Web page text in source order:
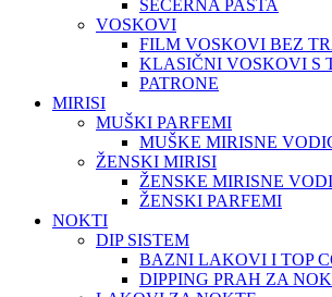
ŠEĆERNA PASTA
VOSKOVI
FILM VOSKOVI BEZ
KLASIČNI VOSKOVI S
PATRONE
MIRISI
MUŠKI PARFEMI
MUŠKE MIRISNE
ŽENSKI MIRISI
ŽENSKE MIRISNE
ŽENSKI PARFEMI
NOKTI
DIP SISTEM
BAZNI LAKOVI I TOP
DIPPING PRAH ZA